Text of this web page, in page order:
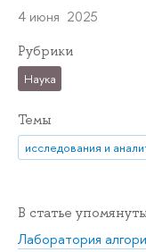
4 июня 2025
Рубрики
Наука
Темы
исследования и
В статье
Лаборатория